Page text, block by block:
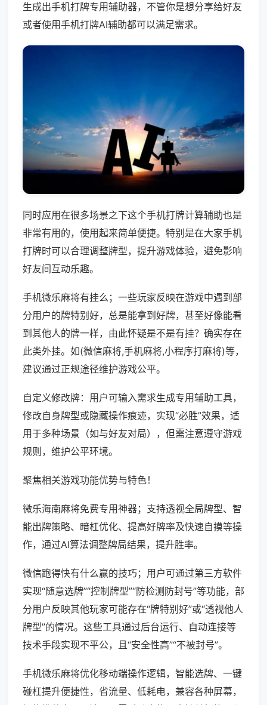
生成出手机打牌专用辅助器，不管你是想分享给好友
或者使用手机打牌AI辅助都可以满足需求。
同时应用在很多场景之下这个手机打牌计算辅助也是
非常有用的，使用起来简单便捷。特别是在大家手机
打牌时可以合理调整牌型，提升游戏体验，避免影响
好友间互动乐趣。
手机微乐麻将有挂么；一些玩家反映在游戏中遇到部
分用户的牌特别好，总是能拿到好牌，甚至好像能看
到其他人的牌一样，由此怀疑是不是有挂？确实存在
此类外挂。如(微信麻将,手机麻将,小程序打麻将)等，
建议通过正规途径维护游戏公平。
自定义修改牌：用户可输入需求生成专用辅助工具，
修改自身牌型或隐藏操作痕迹，实现“必胜”效果，适
用于多种场景（如与好友对局），但需注意遵守游戏
规则，维护公平环境。
聚焦相关游戏功能优势与特色！
微乐海南麻将免费专用神器；支持透视全局牌型、智
能出牌策略、暗杠优化、提高好牌率及快速自摸等操
作，通过AI算法调整牌局结果，提升胜率。
微信跑得快有什么赢的技巧；用户可通过第三方软件
实现“随意选牌”“控制牌型”“防检测防封号”等功能，部
分用户反映其他玩家可能存在“牌特别好”或“透视他人
牌型”的情况。这些工具通过后台运行、自动连接等
技术手段实现不平公，且“安全性高”“不被封号”。
手机微乐麻将优化移动端操作逻辑，智能选牌、一键
碰杠提升便捷性，省流量、低耗电，兼容各种屏幕，